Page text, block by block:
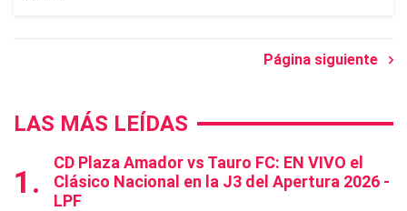
Página siguiente
LAS MÁS LEÍDAS
CD Plaza Amador vs Tauro FC: EN VIVO el
Clásico Nacional en la J3 del Apertura 2026 -
LPF